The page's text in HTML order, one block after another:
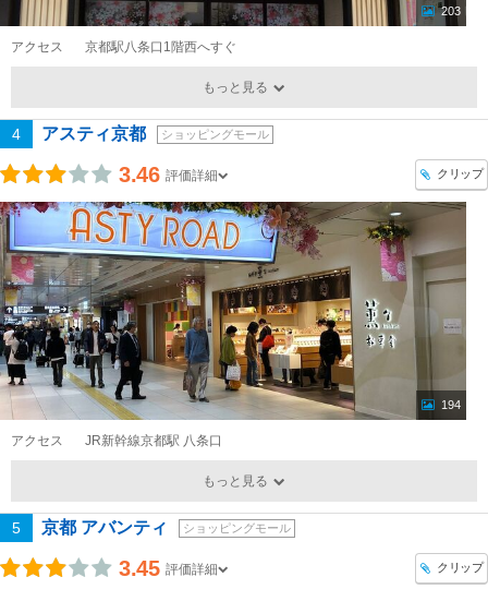
203
アクセス 京都駅八条口1階西へすぐ
もっと見る
4 アスティ京都 ショッピングモール
3.46 評価詳細 クリップ
194
アクセス JR新幹線京都駅 八条口
もっと見る
5 京都 アバンティ ショッピングモール
3.45 評価詳細 クリップ